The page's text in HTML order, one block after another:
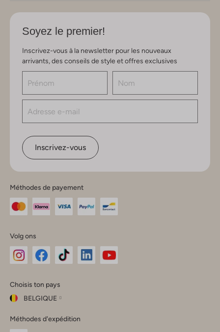
Soyez le premier!
Inscrivez-vous à la newsletter pour les nouveaux
arrivants, des conseils de style et offres exclusives
Inscrivez-vous
Méthodes de payement
Volg ons
Instagram
Facebook
TikTok
Choisis ton pays
BELGIQUE
ton
pays
Fermer
Méthodes d'expédition